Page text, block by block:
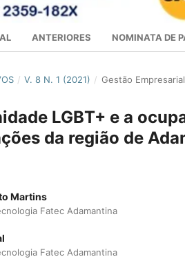
ANTERIORES NOMINATA DE
/ V. 8 N. 1 (2021) / Gestão Empresarial
LGBT+ e a
da região de
Martins
Fatec Adamantina
Fatec Adamantina